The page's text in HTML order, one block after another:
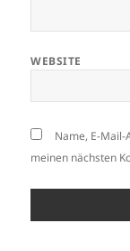
WEBSITE
Name, E-
meinen nächsten